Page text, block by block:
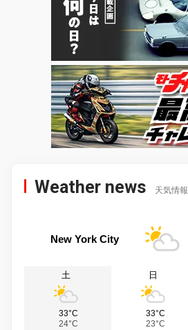
Weather news 天気情報
New York City
土
33°C
24°C
日
33°C
23°C